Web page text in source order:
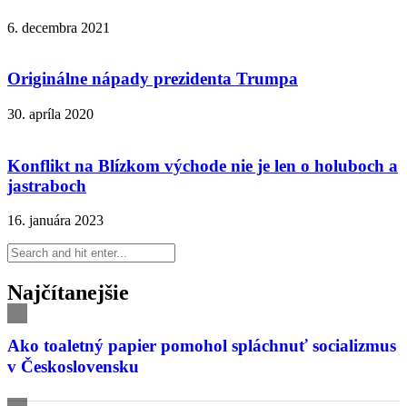
6. decembra 2021
Originálne nápady prezidenta Trumpa
30. apríla 2020
Konflikt na Blízkom východe nie je len o holuboch a
jastraboch
16. januára 2023
Najčítanejšie
Ako toaletný papier pomohol spláchnuť socializmus
v Československu